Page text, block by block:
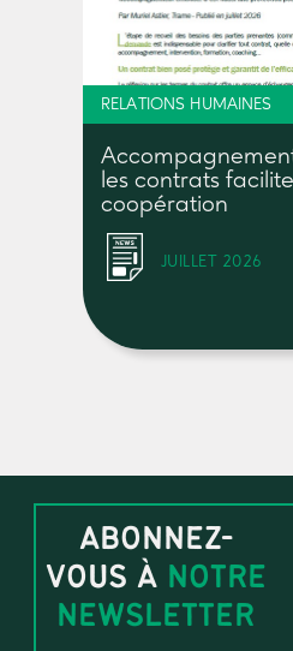
RELATIONS HUMAINES
les contrats
coopération
JUILLET 2026
ABONNEZ-
VOUS À NOTRE
NEWSLETTER